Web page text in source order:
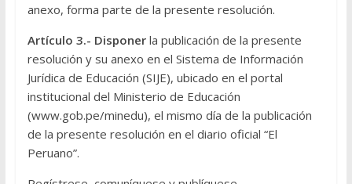
anexo, forma parte de la presente resolución.
Artículo 3.- Disponerla publicación de la presente
resolución y su anexo en el Sistema de Información
Jurídica de Educación (SIJE), ubicado en el portal
institucional del Ministerio de Educación
(www.gob.pe/minedu), el mismo día de la publicación
de la presente resolución en el diario oficial “El
Peruano”.